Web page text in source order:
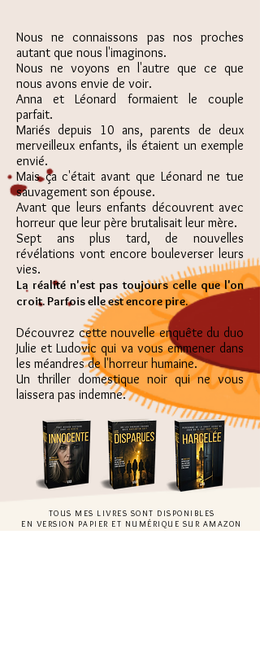
Nous ne connaissons pas nos proches
autant que nous l'imaginons.
Nous ne voyons en l'autre que ce que
nous avons envie de voir.
Anna et Léonard formaient le couple
parfait.
Mariés depuis 10 ans, parents de deux
merveilleux enfants, ils étaient un exemple
envié.
Mais ça c'était avant que Léonard ne tue
sauvagement son épouse.
Avant que leurs enfants découvrent avec
horreur que leur père brutalisait leur mère.
Sept ans plus tard, de nouvelles
révélations vont encore bouleverser leurs
vies.
La réalité n'est pas toujours celle que l'on
croit. Parfois elle est encore pire.
Découvrez cette nouvelle enquête du duo
Julie et Ludovic qui va vous emmener dans
les méandres de l'horreur humaine.
Un thriller domestique noir qui ne vous
laissera pas indemne.
TOUS MES LIVRES SONT DISPONIBLES
EN VERSION PAPIER ET NUMÉRIQUE SUR AMAZON